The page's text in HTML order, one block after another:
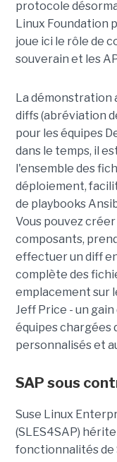
protocole
Linux Foundation
joue ici le rôle de
souverain et les
La démonstration
diffs (abréviation
pour les équipes
dans le temps, il
l'ensemble des
déploiement,
de playbooks
Vous pouvez
composants,
effectuer un diff
complète des
emplacement sur
Jeff Price - un
équipes chargées
personnalisés et
SAP sous
Suse Linux
(SLES4SAP)
fonctionnalités de